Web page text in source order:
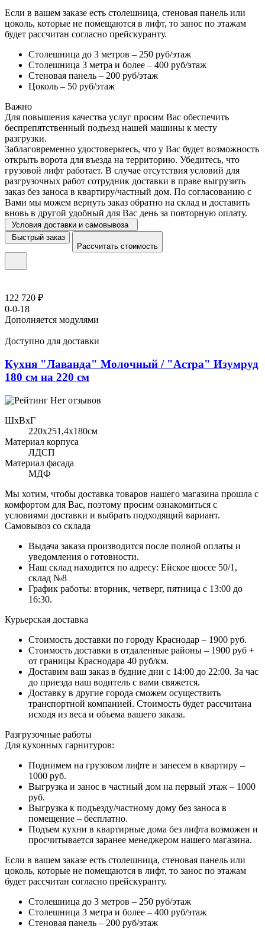
Если в вашем заказе есть столешница, стеновая панель или
цоколь, которые не помещаются в лифт, то занос по этажам
будет рассчитан согласно прейскуранту.
Столешница до 3 метров – 250 руб/этаж
Столешница 3 метра и более – 400 руб/этаж
Стеновая панель – 200 руб/этаж
Цоколь – 50 руб/этаж
Важно
Для повышения качества услуг просим Вас обеспечить
беспрепятственный подъезд нашей машины к месту
разгрузки.
Заблаговременно удостоверьтесь, что у Вас будет возможность
открыть ворота для въезда на территорию. Убедитесь, что
грузовой лифт работает. В случае отсутствия условий для
разгрузочных работ сотрудник доставки в праве выгрузить
заказ без заноса в квартиру/частный дом. По согласованию с
Вами мы можем вернуть заказ обратно на склад и доставить
вновь в другой удобный для Вас день за повторную оплату.
Условия доставки и самовывоза
Быстрый заказ
Рассчитать стоимость
122 720 ₽
0-0-18
Дополняется модулями
Доступно для доставки
Кухня "Лаванда" Молочный / "Астра" Изумруд
180 см на 220 см
Нет отзывов
ШхВхГ
220x251,4х180см
Материал корпуса
ЛДСП
Материал фасада
МДФ
Мы хотим, чтобы доставка товаров нашего магазина прошла с
комфортом для Вас, поэтому просим ознакомиться с
условиями доставки и выбрать подходящий вариант.
Самовывоз со склада
Выдача заказа производится после полной оплаты и
уведомления о готовности.
Наш склад находится по адресу: Ейское шоссе 50/1,
склад №8
График работы: вторник, четверг, пятница с 13:00 до
16:30.
Курьерская доставка
Стоимость доставки по городу Краснодар – 1900 руб.
Стоимость доставки в отдаленные районы – 1900 руб +
от границы Краснодара 40 руб/км.
Доставим ваш заказ в будние дни с 14:00 до 22:00. За час
до приезда наш водитель с вами свяжется.
Доставку в другие города сможем осуществить
транспортной компанией. Стоимость будет рассчитана
исходя из веса и объема вашего заказа.
Разгрузочные работы
Для кухонных гарнитуров:
Поднимем на грузовом лифте и занесем в квартиру –
1000 руб.
Выгрузка и занос в частный дом на первый этаж – 1000
руб.
Выгрузка к подъезду/частному дому без заноса в
помещение – бесплатно.
Подъем кухни в квартирные дома без лифта возможен и
просчитывается заранее менеджером нашего магазина.
Если в вашем заказе есть столешница, стеновая панель или
цоколь, которые не помещаются в лифт, то занос по этажам
будет рассчитан согласно прейскуранту.
Столешница до 3 метров – 250 руб/этаж
Столешница 3 метра и более – 400 руб/этаж
Стеновая панель – 200 руб/этаж